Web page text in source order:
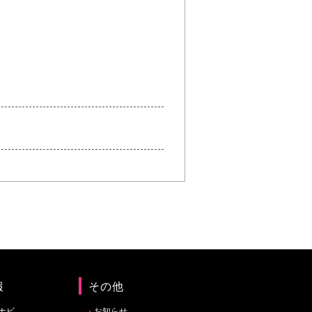
その他